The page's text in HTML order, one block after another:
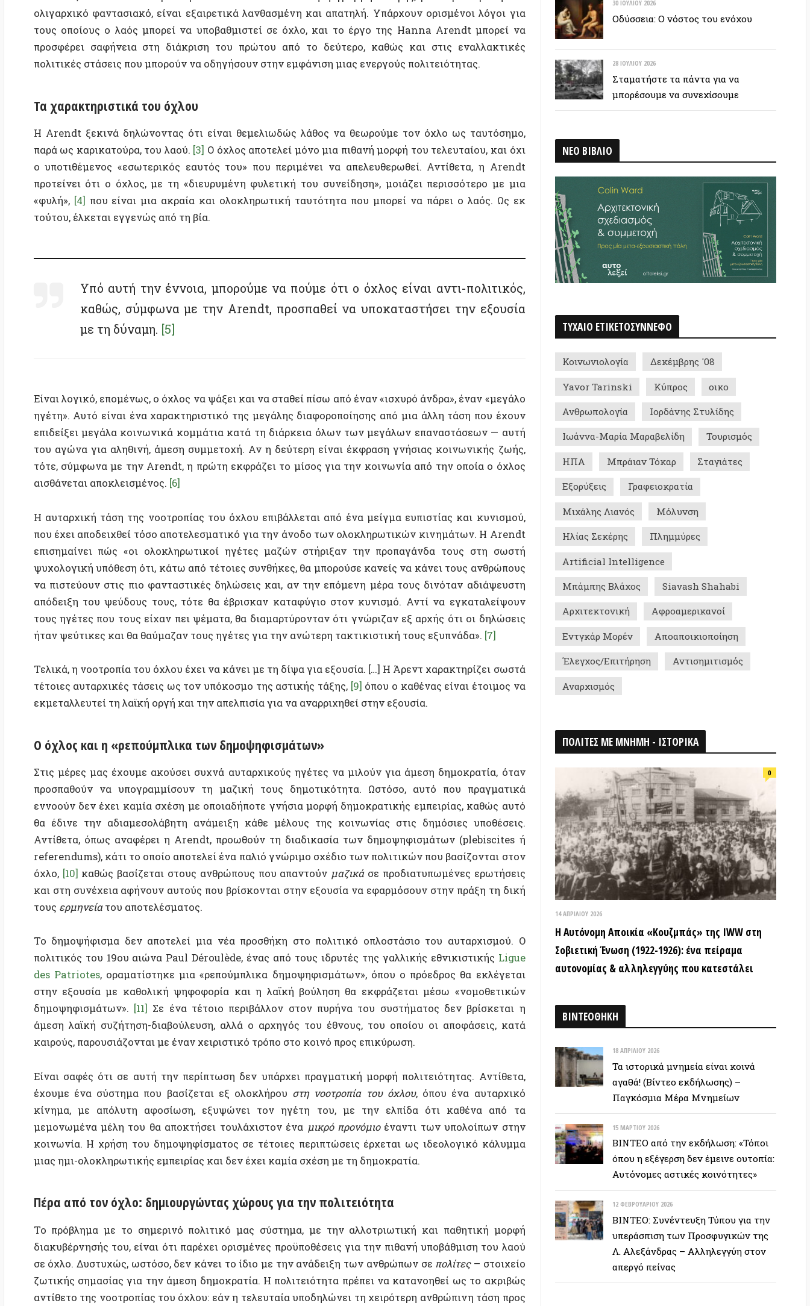
Τα χαρακτηριστικά του όχλου
Η Arendt ξεκινά δηλώνοντας ότι είναι θεμελιωδώς λάθος να θεωρούμε τον όχλο ως ταυτόσημο,
παρά ως καρικατούρα, του λαού.
Ο όχλος αποτελεί μόνο μια πιθανή μορφή του τελευταίου, και όχι
ο υποτιθέμενος «εσωτερικός εαυτός του» που περιμένει να απελευθερωθεί. Αντίθετα, η Arendt
«φυλή»,[4]που είναι μια ακραία και ολοκληρωτική ταυτότητα που μπορεί να πάρει ο λαός. Ως εκ
Υπό αυτή την έννοια, μπορούμε να πούμε ότι ο όχλος είναι αντι-πολιτικός,
καθώς, σύμφωνα με την Arendt, προσπαθεί να υποκαταστήσει την εξουσία
με τη δύναμη.[5]
Είναι λογικό, επομένως, ο όχλος να ψάξει και να σταθεί πίσω από έναν «ισχυρό άνδρα», έναν «μεγάλο
ηγέτη». Αυτό είναι ένα χαρακτηριστικό της μεγάλης διαφοροποίησης από μια άλλη τάση που έχουν
επιδείξει μεγάλα κοινωνικά κομμάτια κατά τη διάρκεια όλων των μεγάλων επαναστάσεων — αυτή
του αγώνα για αληθινή, άμεση συμμετοχή. Αν η δεύτερη είναι έκφραση γνήσιας κοινωνικής ζωής,
αισθάνεται αποκλεισμένος.[6]
που έχει αποδειχθεί τόσο αποτελεσματικό για την άνοδο των ολοκληρωτικών κινημάτων. Η Arendt
επισημαίνει πώς «οιολοκληρωτικοί ηγέτες μαζών στήριξαν την προπαγάνδα τους στη σωστή
ψυχολογική υπόθεση ότι, κάτω από τέτοιες συνθήκες, θα μπορούσε κανείς να κάνει τους ανθρώπους
να πιστεύουν στις πιο φανταστικές δηλώσεις και, αν την επόμενη μέρα τους δινόταν αδιάψευστη
απόδειξη του ψεύδους τους, τότε θα έβρισκαν καταφύγιο στον κυνισμό. Αντί να εγκαταλείψουν
τους ηγέτες που τους είχαν πει ψέματα, θα διαμαρτύρονταν ότι γνώριζαν εξ αρχής ότι οι δηλώσεις
Τελικά, η νοοτροπία του όχλου έχει να κάνει με τη δίψα για εξουσία.
[…] Η Άρεντ χαρακτηρίζει σωστά
τέτοιες αυταρχικές τάσεις ως τον υπόκοσμο της αστικής τάξης,
όπου ο καθένας είναι έτοιμος να
εκμεταλλευτεί τη λαϊκή οργή και την απελπισία για να αναρριχηθεί στην εξουσία.
Ο όχλος και η «ρεπούμπλικα των δημοψηφισμάτων»
Στις μέρες μας έχουμε ακούσει συχνά αυταρχικούς ηγέτες να μιλούν για άμεση δημοκρατία, όταν
προσπαθούν να υπογραμμίσουν τη μαζική τους δημοτικότητα. Ωστόσο, αυτό που πραγματικά
θα έδινε την αδιαμεσολάβητη ανάμειξη κάθε μέλους της κοινωνίας στις δημόσιες υποθέσεις.
Αντίθετα, όπως αναφέρει η Arendt, προωθούν τη διαδικασία των δημοψηφισμάτων (plebiscites ή
referendums), κάτι το οποίο αποτελεί ένα παλιό γνώριμο σχέδιο των πολιτικών που βασίζονται στον
σε προδιατυπωμένες ερωτήσεις
τουςερμηνείατου αποτελέσματος.
Το δημοψήφισμα δεν αποτελεί μια νέα προσθήκη στο πολιτικό οπλοστάσιο του αυταρχισμού. Ο
πολιτικός του 19ου αιώνα Paul Déroulède, ένας από τους ιδρυτές της γαλλικής εθνικιστικήςLigue
des Patriotes, οραματίστηκε μια «ρεπούμπλικα δημοψηφισμάτων», όπου ο πρόεδρος θα εκλέγεται
στην εξουσία με καθολική ψηφοφορία και η λαϊκή βούληση θα εκφράζεται μέσω «νομοθετικών
δημοψηφισμάτων».[11]Σε ένα τέτοιο περιβάλλον στον πυρήνα του συστήματος δεν βρίσκεται η
άμεση λαϊκή συζήτηση-διαβούλευση, αλλά ο αρχηγός του έθνους, του οποίου οι αποφάσεις, κατά
καιρούς, παρουσιάζονται με έναν χειριστικό τρόπο στο κοινό προς επικύρωση.
Είναι σαφές ότι σε αυτή την περίπτωση δεν υπάρχει πραγματική μορφή πολιτειότητας. Αντίθετα,
έχουμε ένα σύστημα που βασίζεται εξ ολοκλήρου
μεμονωμένα μέλη του θα αποκτήσει τουλάχιστον έναμικρό προνόμιοέναντι των υπολοίπων στην
κοινωνία. Η χρήση του δημοψηφίσματος σε τέτοιες περιπτώσεις έρχεται ως ιδεολογικό κάλυμμα
μιας ημι-ολοκληρωτικής εμπειρίας και δεν έχει καμία σχέση με τη δημοκρατία.
Πέρα από τον όχλο: δημιουργώντας χώρους για την πολιτειότητα
Το πρόβλημα με το σημερινό πολιτικό μας σύστημα, με την αλλοτριωτική και παθητική μορφή
διακυβέρνησής του, είναι ότι παρέχει ορισμένες προϋποθέσεις για την πιθανή υποβάθμιση του λαού
ζωτικής σημασίας για την άμεση δημοκρατία. Η πολιτειότητα πρέπει να κατανοηθεί ως το ακριβώς
αντίθετο της νοοτροπίας του όχλου: εάν η τελευταία υποδηλώνει τη χειρότερη ανθρώπινη τάση προς
συγκεντρωτισμό της εξουσίας στα χέρια ενός συγκεκριμένου τμήματος της κοινωνίας, τότε η
πρώτη υποδηλώνει τη σαρωτική κατανομή της εξουσίας μεταξύ όλων και την εγκαθίδρυση μιας
πολιτικής αρχιτεκτονικής ριζοσπαστικής ισότητας. Αποτελεί ένα αναπόσπαστο συστατικότης
ελευθερίας ως πολιτικού φαινομένου, του οποίου οι ρίζες εντοπίζονται στην ανάδυση της αρχαίας
Η Arendt εξηγεί ότι το σημερινό καθεστώς του αντιπροσωπευτικού κοινοβουλευτισμού (σήμερα
τον λαό από τον λήθαργο και την απροσεξία στις δημόσιες υποθέσεις, αφού [παρέχει] δημόσιο χώρο
μόνο για τους εκπροσώπους των ανθρώπων, όχι για τους ίδιους τους ανθρώπους».[12]
Με άλλα λόγια, αν εξαιρέσουμε την άρχουσα τάξη, η υπόλοιπη κοινωνία δεν έχει πρόσβαση στις
πολιτικές διαδικασίες που διαμορφώνουν την κατεύθυνση που πρέπει να πάρει η κοινωνία. Θα
μπορέσουμε να συνεχίσουμε
ΝΕΟ ΒΙΒΛΙΟ
ΤΥΧΑΙΟ ΕΤΙΚΕΤΟΣΥΝΝΕΦΟ
Κοινωνιολογία Δεκέμβρης '08
Yavor Tarinski Κύπρος οικο
Ανθρωπολογία
Ιωάννα-Μαρία Μαραβελίδη Τουρισμός
Μπράιαν Τόκαρ Σταγιάτες
Εξορύξεις Γραφειοκρατία
Μιχάλης Λιανός Μόλυνση
Ηλίας Σεκέρης Πλημμύρες
Artificial Intelligence
Μπάμπης Βλάχος Siavash Shahabi
Αρχιτεκτονική
Εντγκάρ Μορέν Αποαποικιοποίηση
Έλεγχος/Επιτήρηση Αντισημιτισμός
ΠΟΛΙΤΕΣ ΜΕ ΜΝΗΜΗ - ΙΣΤΟΡΙΚΑ
0
Η Αυτόνομη Αποικία «Κουζμπάς» της IWW στη
Σοβιετική Ένωση (1922-1926): ένα πείραμα
αυτονομίας & αλληλεγγύης που κατεστάλει
ΒΙΝΤΕΟΘΗΚΗ
18 ΑΠΡΙΛΊΟΥ 2026
Τα ιστορικά μνημεία είναι κοινά
αγαθά! (Βίντεο εκδήλωσης) –
Παγκόσμια Μέρα Μνημείων
ΒΙΝΤΕΟ από την εκδήλωση: «Τόποι
όπου η εξέγερση δεν έμεινε ουτοπία:
12 ΦΕΒΡΟΥΑΡΊΟΥ 2026
ΒΙΝΤΕΟ: Συνέντευξη Τύπου για την
Λ. Αλεξάνδρας – Αλληλεγγύη στον
απεργό πείνας
28 ΙΟΥΝΊΟΥ 2026
Colin Ward: Ο σπόρος κάτω απο το
χιόνι (Autonomedia, 2001)
15 ΙΟΥΝΊΟΥ 2026
Συνέντευξη Zygmunt Bauman: Η
ρευστή νεωτερικότητα
(Autonomedia, 2001)